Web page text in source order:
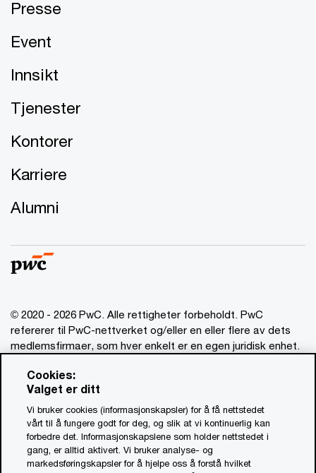
Presse
Event
Innsikt
Tjenester
Kontorer
Karriere
Alumni
© 2020 - 2026 PwC. Alle rettigheter forbeholdt. PwC
refererer til PwC-nettverket og/eller en eller flere av dets
medlemsfirmaer, som hver enkelt er en egen juridisk enhet.
Ansvarsbegrensning
Om utgiver
Standardvilkår
Åpenhetsrapport
Cookies:
Valget er ditt
Vi bruker cookies (informasjonskapsler) for å få nettstedet
vårt til å fungere godt for deg, og slik at vi kontinuerlig kan
forbedre det. Informasjonskapslene som holder nettstedet i
gang, er alltid aktivert. Vi bruker analyse- og
markedsføringskapsler for å hjelpe oss å forstå hvilket